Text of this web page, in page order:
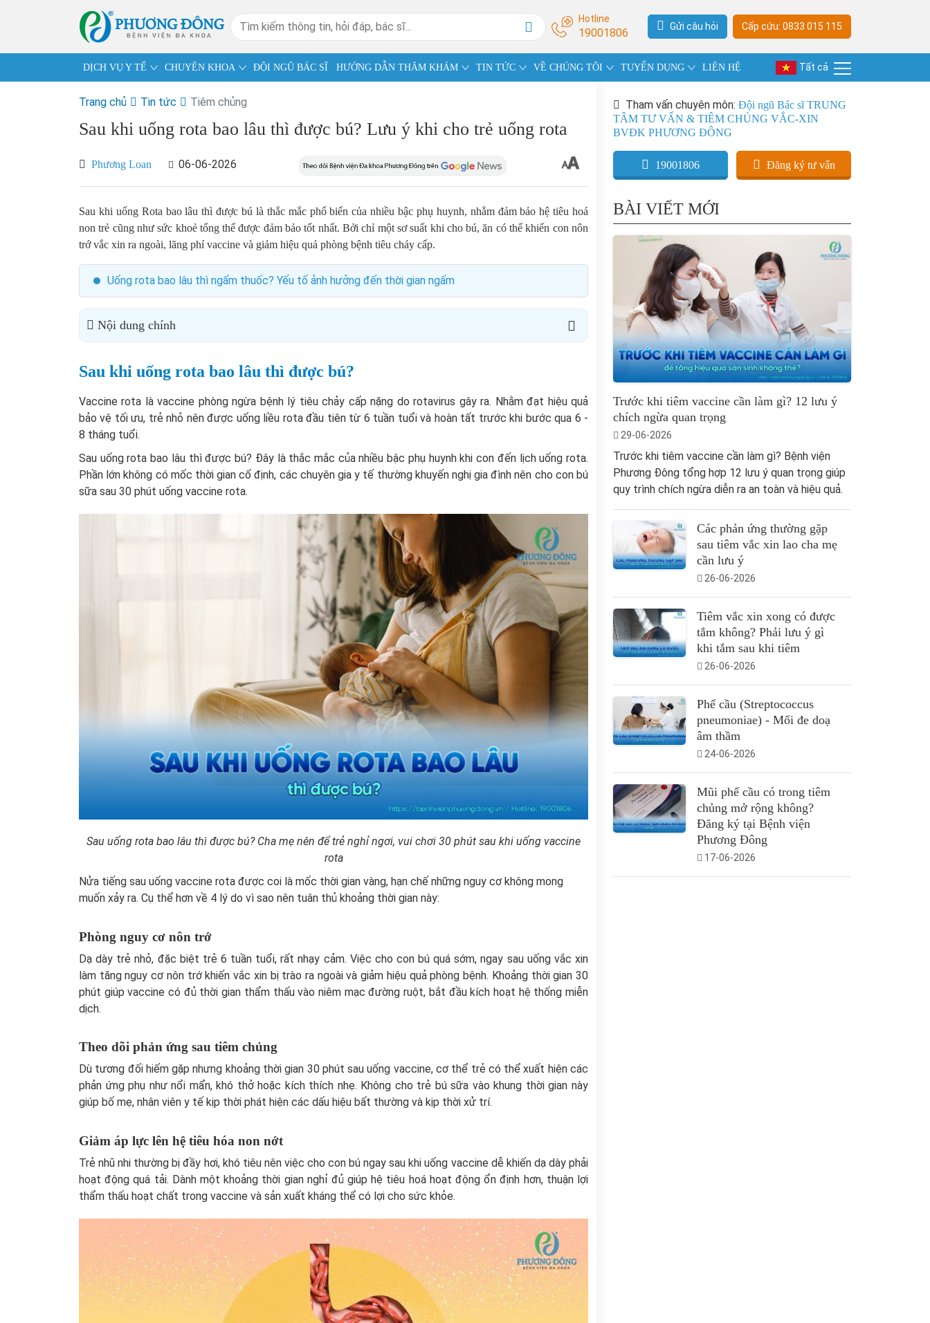
Hotline
19001806 Gửi câu hỏi Cấp cứu: 0833 015 115
DỊCH VỤ Y TẾ CHUYÊN KHOA ĐỘI NGŨ BÁC SĨ HƯỚNG DẪN THĂM KHÁM TIN TỨC VỀ CHÚNG TÔI TUYỂN DỤNG LIÊN HỆ Tất cả
Trang chủ Tin tức Tiêm chủng
Sau khi uống rota bao lâu thì được bú? Lưu ý khi cho trẻ uống rota
Phương Loan 06-06-2026
Sau khi uống Rota bao lâu thì được bú là thắc mắc phổ biến của nhiều bậc phụ huynh, nhằm đảm bảo hệ tiêu hoá
non trẻ cũng như sức khoẻ tổng thể được đảm bảo tốt nhất. Bởi chỉ một sơ suất khi cho bú, ăn có thể khiến con nôn
trớ vắc xin ra ngoài, lãng phí vaccine và giảm hiệu quả phòng bệnh tiêu chảy cấp.
Uống rota bao lâu thì ngấm thuốc? Yếu tố ảnh hưởng đến thời gian ngấm
Nội dung chính
Sau khi uống rota bao lâu thì được bú?
Vaccine rota là vaccine phòng ngừa bệnh lý tiêu chảy cấp nặng do rotavirus gây ra. Nhằm đạt hiệu quả
bảo vệ tối ưu, trẻ nhỏ nên được uống liều rota đầu tiên từ 6 tuần tuổi và hoàn tất trước khi bước qua 6 -
8 tháng tuổi.
Sau uống rota bao lâu thì được bú? Đây là thắc mắc của nhiều bậc phụ huynh khi con đến lịch uống rota.
Phần lớn không có mốc thời gian cố định, các chuyên gia y tế thường khuyến nghị gia đình nên cho con bú
sữa sau 30 phút uống vaccine rota.
Sau uống rota bao lâu thì được bú? Cha mẹ nên để trẻ nghỉ ngơi, vui chơi 30 phút sau khi uống vaccine
rota
Nửa tiếng sau uống vaccine rota được coi là mốc thời gian vàng, hạn chế những nguy cơ không mong
muốn xảy ra. Cụ thể hơn về 4 lý do vì sao nên tuân thủ khoảng thời gian này:
Phòng nguy cơ nôn trớ
Dạ dày trẻ nhỏ, đặc biệt trẻ 6 tuần tuổi, rất nhạy cảm. Việc cho con bú quá sớm, ngay sau uống vắc xin
làm tăng nguy cơ nôn trớ khiến vắc xin bị trào ra ngoài và giảm hiệu quả phòng bệnh. Khoảng thời gian 30
phút giúp vaccine có đủ thời gian thẩm thấu vào niêm mạc đường ruột, bắt đầu kích hoạt hệ thống miễn
dịch.
Theo dõi phản ứng sau tiêm chủng
Dù tương đối hiếm gặp nhưng khoảng thời gian 30 phút sau uống vaccine, cơ thể trẻ có thể xuất hiện các
phản ứng phụ như nổi mẩn, khó thở hoặc kích thích nhẹ. Không cho trẻ bú sữa vào khung thời gian này
giúp bố mẹ, nhân viên y tế kịp thời phát hiện các dấu hiệu bất thường và kịp thời xử trí.
Giảm áp lực lên hệ tiêu hóa non nớt
Trẻ nhũ nhi thường bị đầy hơi, khó tiêu nên việc cho con bú ngay sau khi uống vaccine dễ khiến dạ dày phải
hoạt động quá tải. Dành một khoảng thời gian nghỉ đủ giúp hệ tiêu hoá hoạt động ổn định hơn, thuận lợi
thẩm thấu hoạt chất trong vaccine và sản xuất kháng thể có lợi cho sức khỏe.
Tham vấn chuyên môn: Đội ngũ Bác sĩ TRUNG
TÂM TƯ VẤN & TIÊM CHỦNG VẮC-XIN
BVĐK PHƯƠNG ĐÔNG
19001806 Đăng ký tư vấn
BÀI VIẾT MỚI
Trước khi tiêm vaccine cần làm gì? 12 lưu ý
chích ngừa quan trọng
29-06-2026
Trước khi tiêm vaccine cần làm gì? Bệnh viện
Phương Đông tổng hợp 12 lưu ý quan trọng giúp
quy trình chích ngừa diễn ra an toàn và hiệu quả.
Các phản ứng thường gặp
sau tiêm vắc xin lao cha mẹ
cần lưu ý
26-06-2026
Tiêm vắc xin xong có được
tắm không? Phải lưu ý gì
khi tắm sau khi tiêm
26-06-2026
Phế cầu (Streptococcus
pneumoniae) - Mối đe doạ
âm thầm
24-06-2026
Mũi phế cầu có trong tiêm
chủng mở rộng không?
Đăng ký tại Bệnh viện
Phương Đông
17-06-2026